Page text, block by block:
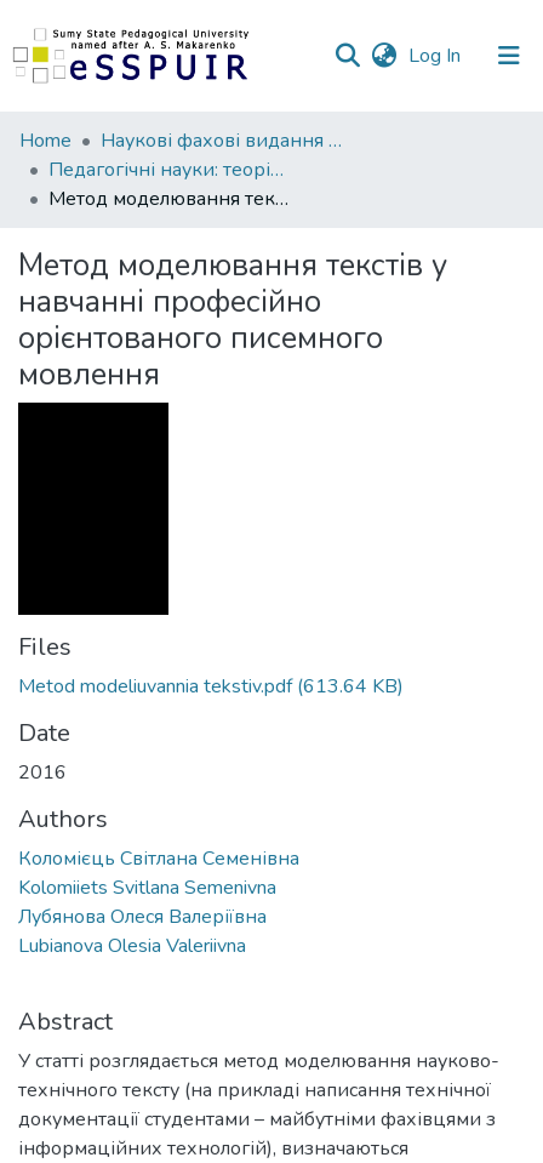
Log In (current)
Communities
&
Collections
Statistics
Home
Наукові фахові видання СумДПУ
Педагогічні науки: теорія, історія, інноваційні технології
Метод моделювання текстів у навчанні професійно орієнтованого писемного мовлення
Метод моделювання текстів у
навчанні професійно
орієнтованого писемного
мовлення
Files
Metod modeliuvannia tekstiv.pdf(613.64 KB)
Date
2016
Authors
Коломієць Світлана Семенівна
Kolomiiets Svitlana Semenivna
Лубянова Олеся Валеріївна
Lubianova Olesia Valeriivna
Abstract
У статті розглядається метод моделювання науково-
технічного тексту (на прикладі написання технічної
документації студентами – майбутніми фахівцями з
інформаційних технологій), визначаються